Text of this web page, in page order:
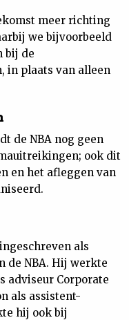
meer richting
we bijvoorbeeld
bij de
in plaats van alleen
de NBA nog geen
ook dit
en het afleggen van
als
de NBA. Hij werkte
adviseur Corporate
als assistent-
hij ook bij